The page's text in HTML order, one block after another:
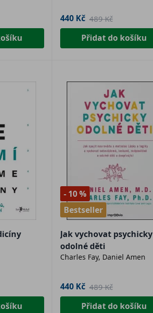
440 Kč 489 Kč
Přidat do košíku
- 10 %
Bestseller
Jak vychovat psychicky
odolné děti
Charles Fay, Daniel Amen
440 Kč 489 Kč
Přidat do košíku